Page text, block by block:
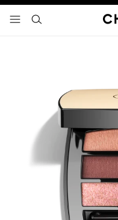
메뉴 - 기본 탐색
- 네비게이션
검색